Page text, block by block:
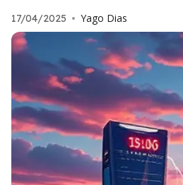
17/04/2025 • Yago Dias